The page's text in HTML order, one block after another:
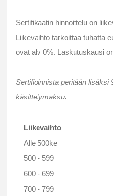
Sertifikaatin hinnoittelu on
Liikevaihto tarkoittaa tuhatta
ovat alv 0%. Laskutuskausi
Sertifioinnista peritään lisäksi
käsittelymaksu.
Liikevaihto
Alle 500ke
500 - 599
600 - 699
700 - 799